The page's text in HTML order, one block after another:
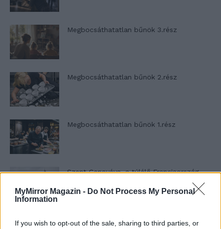
MyMirror Magazin - Do Not Process My Personal
Information
If you wish to opt-out of the sale, sharing to third parties, or
Megbocsáthatatlan bűnök 3.rész
Megbocsáthatatlan bűnök 2.rész
Megbocsáthatatlan bűnök 1.rész
Szent Genovéva, a túlélő Franciaország
Minka 12. rész